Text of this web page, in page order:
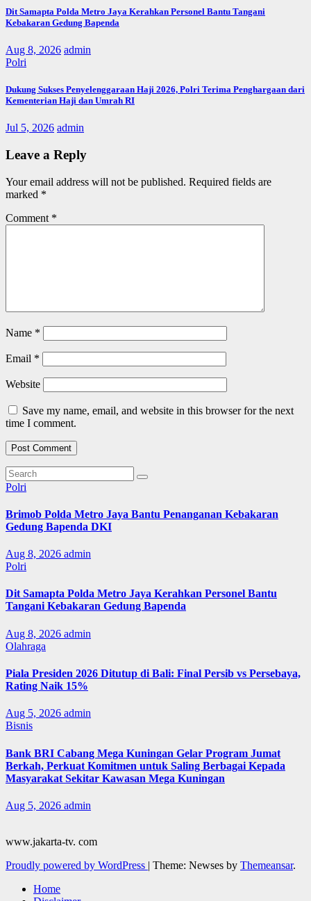
Dit Samapta Polda Metro Jaya Kerahkan Personel Bantu Tangani
Kebakaran Gedung Bapenda
Aug 8, 2026 admin
Polri
Dukung Sukses Penyelenggaraan Haji 2026, Polri Terima Penghargaan dari
Kementerian Haji dan Umrah RI
Jul 5, 2026 admin
Leave a Reply
Your email address will not be published. Required fields are
marked *
Comment *
Name *
Email *
Website
Save my name, email, and website in this browser for the next
time I comment.
Polri
Brimob Polda Metro Jaya Bantu Penanganan Kebakaran
Gedung Bapenda DKI
Aug 8, 2026 admin
Polri
Dit Samapta Polda Metro Jaya Kerahkan Personel Bantu
Tangani Kebakaran Gedung Bapenda
Aug 8, 2026 admin
Olahraga
Piala Presiden 2026 Ditutup di Bali: Final Persib vs Persebaya,
Rating Naik 15%
Aug 5, 2026 admin
Bisnis
Bank BRI Cabang Mega Kuningan Gelar Program Jumat
Berkah, Perkuat Komitmen untuk Saling Berbagai Kepada
Masyarakat Sekitar Kawasan Mega Kuningan
Aug 5, 2026 admin
www.jakarta-tv. com
Proudly powered by WordPress | Theme: Newses by Themeansar.
Home